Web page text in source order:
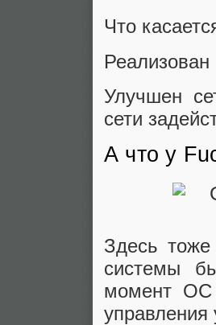
Что
Улучшен
сети
А что у
Здесь
системы
момент ОС